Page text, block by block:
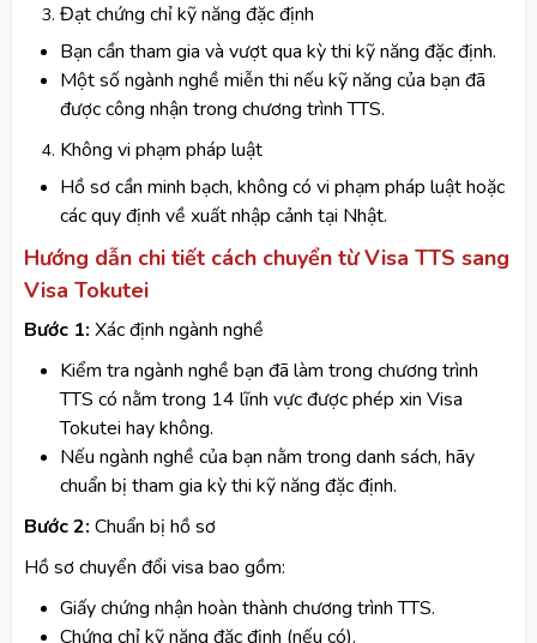
Đạt chứng chỉ kỹ năng đặc định
Bạn cần tham gia và vượt qua kỳ thi kỹ năng đặc định.
Một số ngành nghề miễn thi nếu kỹ năng của bạn đã
được công nhận trong chương trình TTS.
Không vi phạm pháp luật
Hồ sơ cần minh bạch, không có vi phạm pháp luật hoặc
các quy định về xuất nhập cảnh tại Nhật.
Hướng dẫn chi tiết cách chuyển từ Visa TTS sang
Visa Tokutei
Bước 1: Xác định ngành nghề
Kiểm tra ngành nghề bạn đã làm trong chương trình
TTS có nằm trong 14 lĩnh vực được phép xin Visa
Tokutei hay không.
Nếu ngành nghề của bạn nằm trong danh sách, hãy
chuẩn bị tham gia kỳ thi kỹ năng đặc định.
Bước 2: Chuẩn bị hồ sơ
Hồ sơ chuyển đổi visa bao gồm:
Giấy chứng nhận hoàn thành chương trình TTS.
Chứng chỉ kỹ năng đặc định (nếu có).